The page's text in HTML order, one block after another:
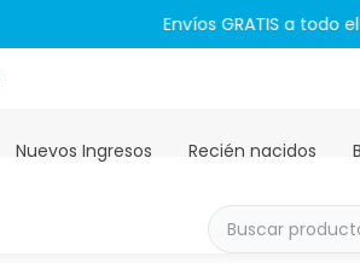
Envíos GRATIS a todo el
Nuevos Ingresos Recién nacidos